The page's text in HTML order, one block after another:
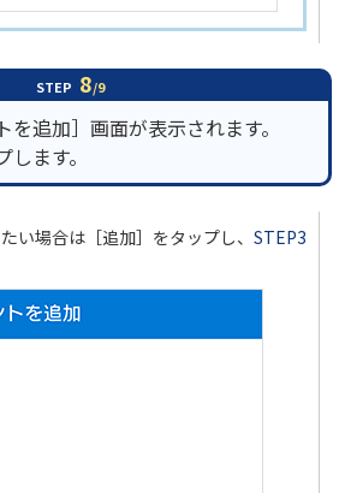
STEP 8/9
を追加］画面が表示されます。
します。
い場合は［追加］をタップし、 STEP3